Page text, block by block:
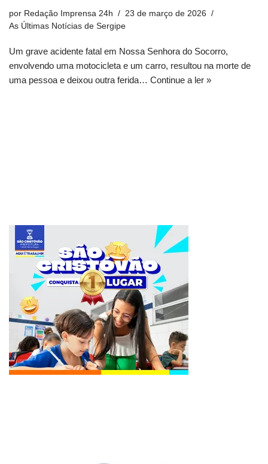
por Redação Imprensa 24h
23 de março de 2026
As Últimas Notícias de Sergipe
Um grave acidente fatal em Nossa Senhora do Socorro,
envolvendo uma motocicleta e um carro, resultou na morte de
uma pessoa e deixou outra ferida… Continue a ler »